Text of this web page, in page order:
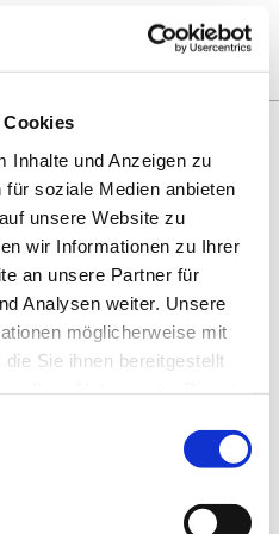
Cookies
Inhalte und Anzeigen zu
soziale Medien anbieten
unsere Website zu
wir Informationen zu Ihrer
an unsere Partner für
Analysen weiter. Unsere
möglicherweise mit
Sie ihnen bereitgestellt
-
auch
Kinder. Die
ist täglich anders